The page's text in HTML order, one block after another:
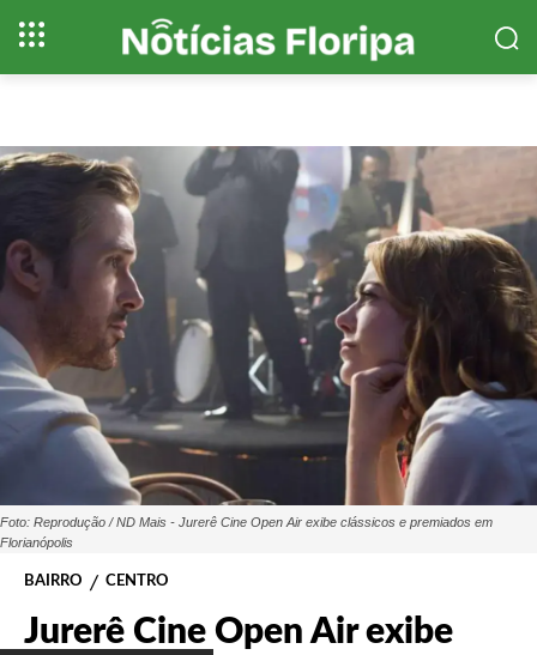
Foto: Reprodução / ND Mais - Jurerê Cine Open Air exibe clássicos e premiados em
Florianópolis
BAIRRO CENTRO
Jurerê Cine Open Air exibe